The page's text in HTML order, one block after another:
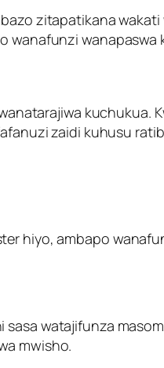
zitapatikana wakati
wanafunzi wanapaswa
kuchukua.
zaidi kuhusu
hiyo, ambapo
watajifunza
mwisho.